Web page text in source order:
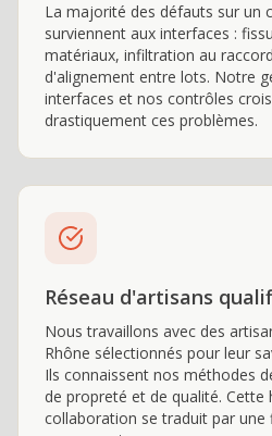
La majorité des défauts sur un
surviennent aux interfaces :
matériaux, infiltration au
d'alignement entre lots. Notre
interfaces et nos contrôles
drastiquement ces problèmes.
Réseau d'artisans
Nous travaillons avec des
Rhône sélectionnés pour leur
Ils connaissent nos méthodes
de propreté et de qualité. Cette
collaboration se traduit par une